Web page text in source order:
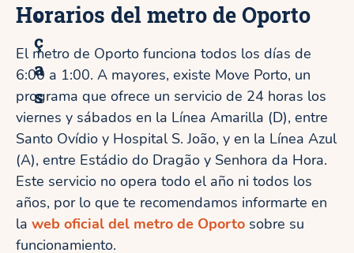
o
ç
a
s
Horarios del metro de Oporto
El metro de Oporto funciona todos los días de
6:00 a 1:00. A mayores, existe Move Porto, un
programa que ofrece un servicio de 24 horas los
viernes y sábados en la Línea Amarilla (D), entre
Santo Ovídio y Hospital S. João, y en la Línea Azul
(A), entre Estádio do Dragão y Senhora da Hora.
Este servicio no opera todo el año ni todos los
años, por lo que te recomendamos informarte en
la web oficial del metro de Oporto sobre su
funcionamiento.